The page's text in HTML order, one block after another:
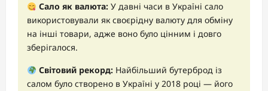
Сало як валюта:У давні часи в Україні сало
використовували як своєрідну валюту для обміну
на інші товари, адже воно було цінним і довго
зберігалося.
Світовий рекорд:Найбільший бутерброд із
салом було створено в Україні у 2018 році — його